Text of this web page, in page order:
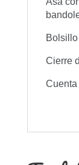
Cierre